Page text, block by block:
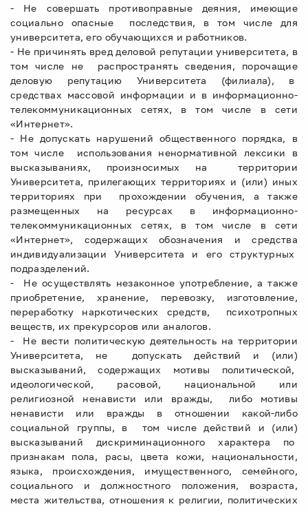
- Не совершать противоправные деяния, имеющие
социально опасные последствия, в том числе для
университета, его обучающихся и работников.
- Не причинять вред деловой репутации университета, в
том числе не распространять сведения, порочащие
деловую репутацию Университета (филиала), в
средствах массовой информации и в информационно-
телекоммуникационных сетях, в том числе в сети
«Интернет».
- Не допускать нарушений общественного порядка, в
том числе использования ненормативной лексики в
высказываниях, произносимых на территории
Университета, прилегающих территориях и (или) иных
территориях при прохождении обучения, а также
размещенных на ресурсах в информационно-
телекоммуникационных сетях, в том числе в сети
«Интернет», содержащих обозначения и средства
индивидуализации Университета и его структурных
подразделений.
- Не осуществлять незаконное употребление, а также
приобретение, хранение, перевозку, изготовление,
переработку наркотических средств, психотропных
веществ, их прекурсоров или аналогов.
- Не вести политическую деятельность на территории
Университета, не допускать действий и (или)
высказываний, содержащих мотивы политической,
идеологической, расовой, национальной или
религиозной ненависти или вражды, либо мотивы
ненависти или вражды в отношении какой-либо
социальной группы, в том числе действий и (или)
высказываний дискриминационного характера по
признакам пола, расы, цвета кожи, национальности,
языка, происхождения, имущественного, семейного,
социального и должностного положения, возраста,
места жительства, отношения к религии, политических